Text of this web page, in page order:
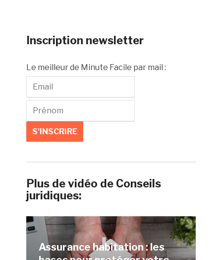
Inscription newsletter
Le meilleur de Minute Facile par mail :
Plus de vidéo de Conseils
juridiques:
Assurance habitation : les